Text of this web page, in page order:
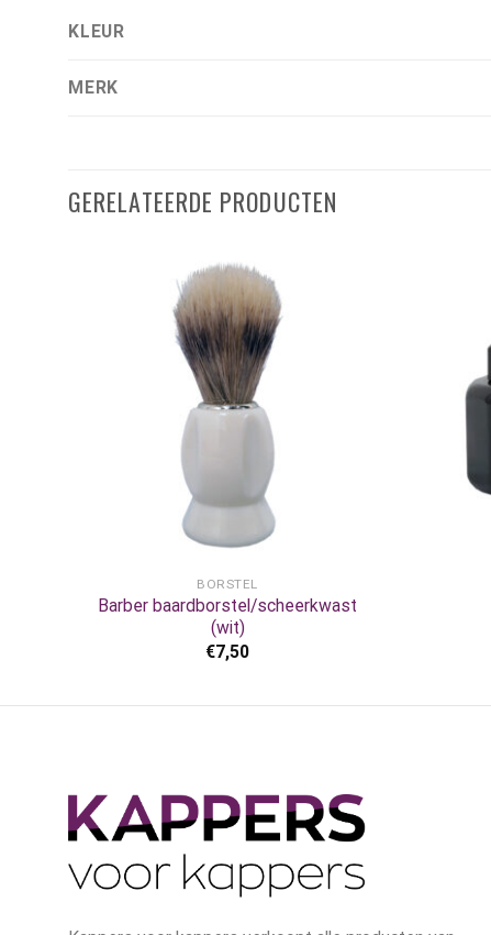
KLEUR
MERK
GERELATEERDE PRODUCTEN
BORSTEL
Barber baardborstel/scheerkwast
(wit)
€7,50